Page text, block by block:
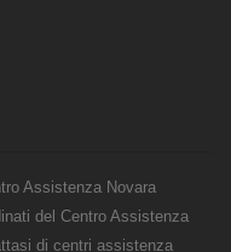
Assistenza Novara
del Centro Assistenza
di centri assistenza